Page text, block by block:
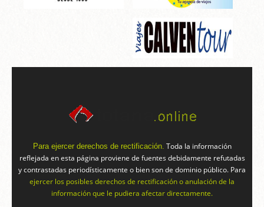
Para ejercer derechos de rectificación. Toda la información
reflejada en esta página proviene de fuentes debidamente refutadas
y contrastadas periodísticamente o bien son de dominio público. Para
ejercer los posibles derechos de rectificación o anulación de la
información que le pudiera afectar directamente.